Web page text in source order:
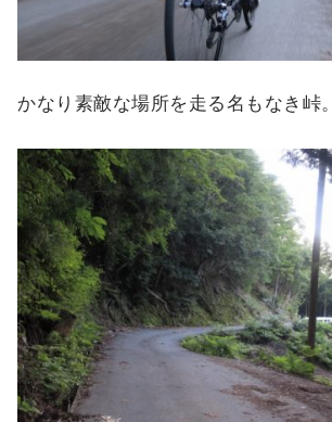
かなり素敵な場所を走る名もなき峠。